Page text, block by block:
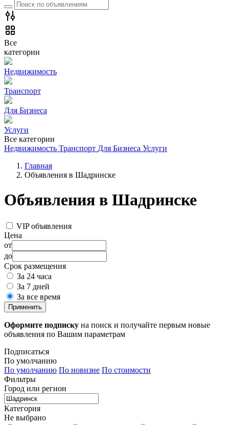
Все
категории
Недвижимость
Транспорт
Для Бизнеса
Услуги
Все категории
Недвижимость Транспорт Для Бизнеса Услуги
Главная
Объявления в Шадринске
Объявления в Шадринске
VIP объявления
Цена
от
до
Срок размещения
За 24 часа
За 7 дней
За все время
Применить
Оформите подписку на поиск и получайте первым новые
объявления по Вашим параметрам
Подписаться
По умолчанию
По умолчанию По новизне По стоимости
Фильтры
Город или регион
Категория
Не выбрано